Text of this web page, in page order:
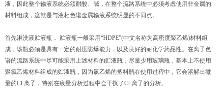
液，因此整个输液系统必须耐酸、碱，在整个流路系统中必须考虑使用非金属的
材料组成，这就是与液相色谱金属输液系统明显的不同点。
首先淋洗液贮液瓶， 贮液瓶一般采用“HDPE”(中文名称为高密度聚乙烯)材料组
成，该瓶必须是具有一定的耐压防爆能力，以及良好的耐化学药品性。在离子色
谱的流路系统中尽可能采用上述材料的贮液瓶，尽量少用玻璃瓶，基本上不使用
聚氯乙烯材料组成的贮液瓶，因为氯乙烯的塑料瓶在使用过程中，它会溶解出微
量的Cl-离子，特别在痕量分析过程中会干扰了Cl-离子的分析。